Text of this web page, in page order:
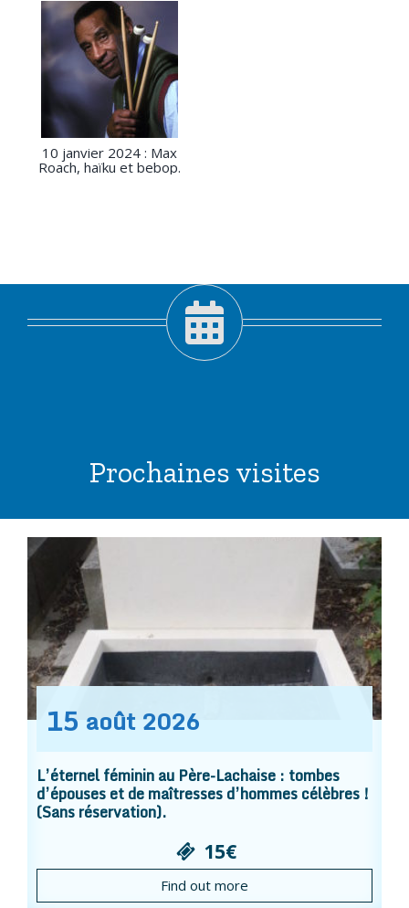
10 janvier 2024 : Max
Roach, haïku et bebop.
Prochaines visites
15 août 2026
L’éternel féminin au Père-Lachaise : tombes
d’épouses et de maîtresses d’hommes célèbres !
(Sans réservation).
15€
Find out more